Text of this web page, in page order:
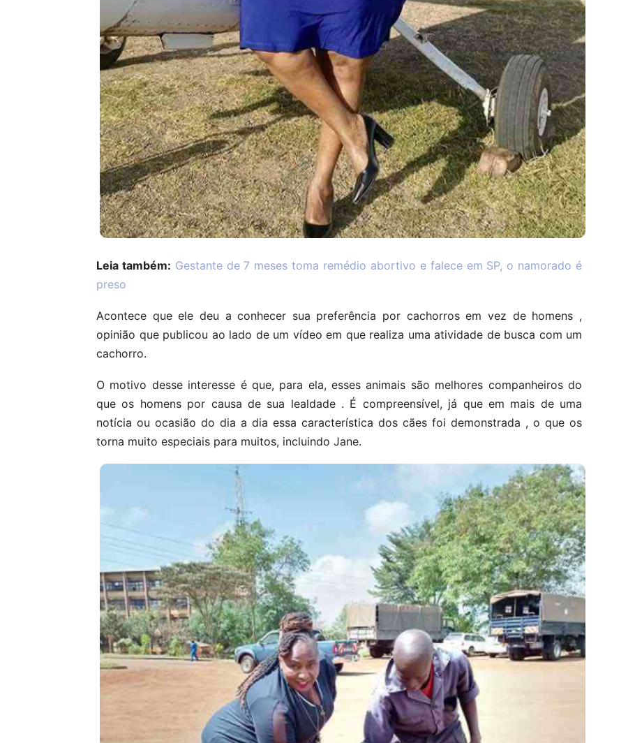
Leia também: Gestante de 7 meses toma remédio abortivo e falece em SP, o namorado é
preso
Acontece que ele deu a conhecer sua preferência por cachorros em vez de homens ,
opinião que publicou ao lado de um vídeo em que realiza uma atividade de busca com um
cachorro.
O motivo desse interesse é que, para ela, esses animais são melhores companheiros do
que os homens por causa de sua lealdade . É compreensível, já que em mais de uma
notícia ou ocasião do dia a dia essa característica dos cães foi demonstrada , o que os
torna muito especiais para muitos, incluindo Jane.